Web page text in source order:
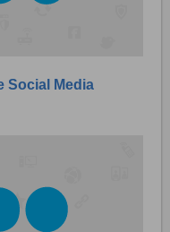
Social Media